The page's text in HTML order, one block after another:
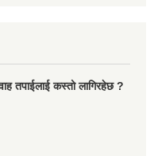
तपाईलाई कस्तो लागिरहेछ ?